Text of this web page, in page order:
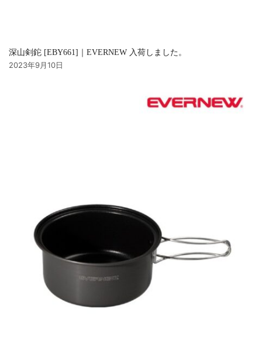
深山剣鉈 [EBY661]｜EVERNEW 入荷しました。
2023年9月10日